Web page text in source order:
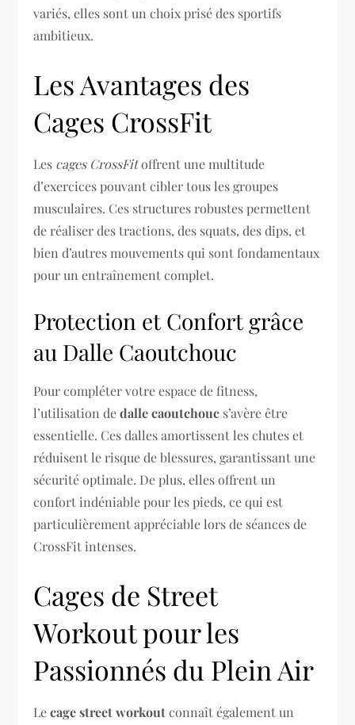
variés, elles sont un choix prisé des sportifs
ambitieux.
Les Avantages des
Cages CrossFit
Les cages CrossFitoffrent une multitude
d’exercices pouvant cibler tous les groupes
musculaires. Ces structures robustes permettent
de réaliser des tractions, des squats, des dips, et
bien d’autres mouvements qui sont fondamentaux
pour un entraînement complet.
Protection et Confort grâce
au Dalle Caoutchouc
Pour compléter votre espace de fitness,
l’utilisation dedalle caoutchouc s’avère être
essentielle. Ces dalles amortissent les chutes et
réduisent le risque de blessures, garantissant une
sécurité optimale. De plus, elles offrent un
confort indéniable pour les pieds, ce qui est
particulièrement appréciable lors de séances de
CrossFit intenses.
Cages de Street
Workout pour les
Passionnés du Plein Air
Lecage street workoutconnaît également un